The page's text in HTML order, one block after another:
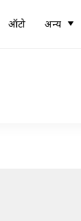
ऑटो अन्य